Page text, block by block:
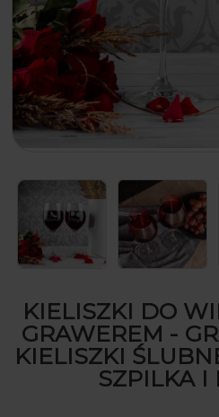
KIELISZKI DO
GRAWEREM -
KIELISZKI
SZPILKA I